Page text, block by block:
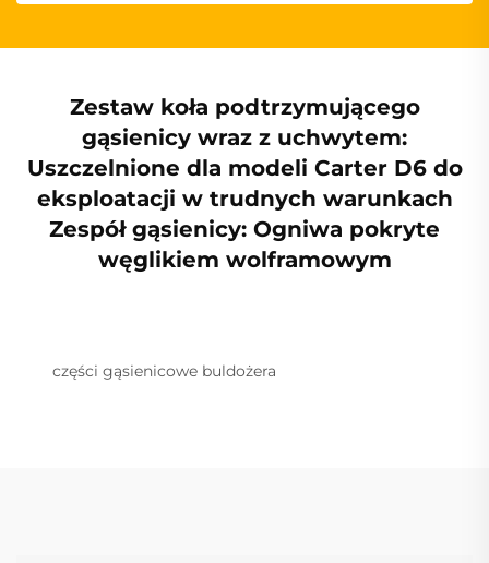
Zestaw koła podtrzymującego
gąsienicy wraz z uchwytem:
Uszczelnione dla modeli Carter D6 do
eksploatacji w trudnych warunkach
Zespół gąsienicy: Ogniwa pokryte
węglikiem wolframowym
części gąsienicowe buldożera